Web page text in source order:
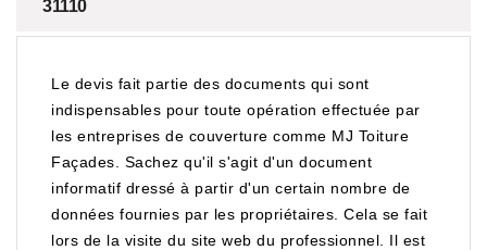
31110
Le devis fait partie des documents qui sont
indispensables pour toute opération effectuée par
les entreprises de couverture comme MJ Toiture
Façades. Sachez qu'il s'agit d'un document
informatif dressé à partir d'un certain nombre de
données fournies par les propriétaires. Cela se fait
lors de la visite du site web du professionnel. Il est